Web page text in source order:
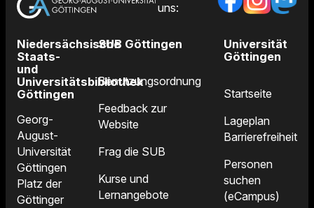
uns:
Niedersächsische
Staats-
und
Universitätsbibliothek
Göttingen
Georg-
August-
Universität
Göttingen
Platz der
Göttinger
SUB Göttingen
Benutzungsordnung
Feedback zur
Website
Frag die SUB
Kurse und
Lernangebote
Universität
Göttingen
Startseite
Lageplan
Barrierefreiheit
Personen
suchen
(eCampus)